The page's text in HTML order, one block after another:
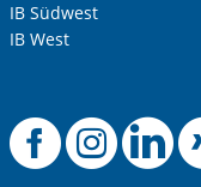
IB Südwest
IB West